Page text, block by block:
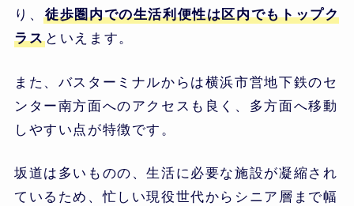
り、徒歩圏内での生活利便性は区内でもトップク
ラス といえます。
また、バスターミナルからは横浜市営地下鉄のセ
ンター南方面へのアクセスも良く、多方面へ移動
しやすい点が特徴です。
坂道は多いものの、生活に必要な施設が凝縮され
ているため、忙しい現役世代からシニア層まで幅